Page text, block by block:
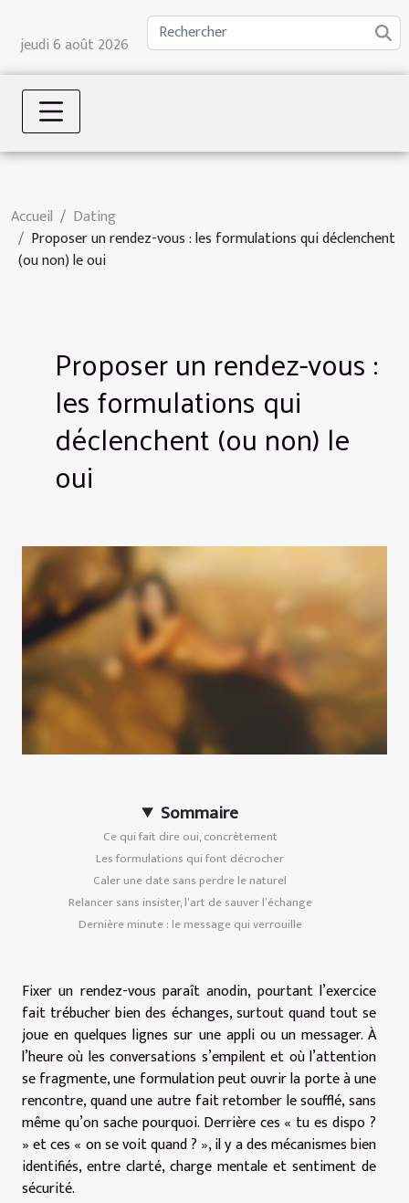
jeudi 6 août 2026
Accueil
Dating
Proposer un rendez-vous : les formulations qui déclenchent
(ou non) le oui
Proposer un rendez-vous :
les formulations qui
déclenchent (ou non) le
oui
Sommaire
Ce qui fait dire oui, concrètement
Les formulations qui font décrocher
Caler une date sans perdre le naturel
Relancer sans insister, l’art de sauver l’échange
Dernière minute : le message qui verrouille
Fixer un rendez-vous paraît anodin, pourtant l’exercice
fait trébucher bien des échanges, surtout quand tout se
joue en quelques lignes sur une appli ou un messager. À
l’heure où les conversations s’empilent et où l’attention
se fragmente, une formulation peut ouvrir la porte à une
rencontre, quand une autre fait retomber le soufflé, sans
même qu’on sache pourquoi. Derrière ces « tu es dispo ?
» et ces « on se voit quand ? », il y a des mécanismes bien
identifiés, entre clarté, charge mentale et sentiment de
sécurité.